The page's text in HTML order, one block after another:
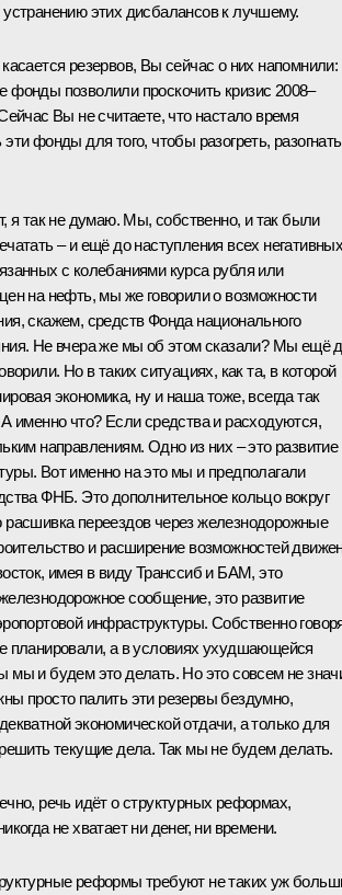
устранению этих дисбалансов к лучшему.
резервов, Вы сейчас о них напомнили:
фонды позволили проскочить кризис 2008–
Вы не считаете, что настало время
эти фонды для того, чтобы разогреть, разогнать
я так не думаю. Мы, собственно, и так были
– и ещё до наступления всех
с колебаниями курса рубля или
на нефть, мы же говорили о возможности
скажем, средств Фонда национального
Не вчера же мы об этом сказали? Мы ещё
Но в таких ситуациях, как та, в которой
экономика, ну и наша тоже, всегда так
А именно что? Если средства и расходуются,
направлениям. Одно из них – это развитие
Вот именно на это мы и предполагали
ФНБ. Это дополнительное кольцо вокруг
переездов через железнодорожные
и расширение возможностей
имея в виду Транссиб и БАМ, это
сообщение, это развитие
инфраструктуры. Собственно
планировали, а в условиях ухудшающейся
мы и будем это делать. Но это совсем не
просто палить эти резервы бездумно,
экономической отдачи, а только для
текущие дела. Так мы не будем делать.
речь идёт о структурных реформах,
не хватает ни денег, ни времени.
реформы требуют не таких уж